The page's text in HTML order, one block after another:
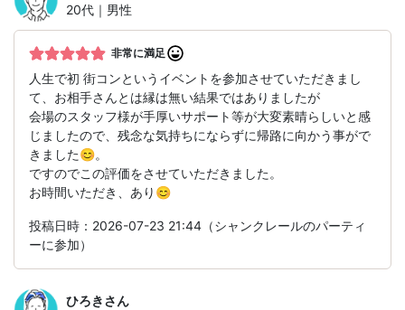
20代｜男性
非常に満足
人生で初 街コンというイベントを参加させていただきまし
て、お相手さんとは縁は無い結果ではありましたが
会場のスタッフ様が手厚いサポート等が大変素晴らしいと感
じましたので、残念な気持ちにならずに帰路に向かう事がで
きました😊。
ですのでこの評価をさせていただきました。
お時間いただき、あり😊
投稿日時：2026-07-23 21:44（シャンクレールのパーティ
ーに参加）
ひろきさん